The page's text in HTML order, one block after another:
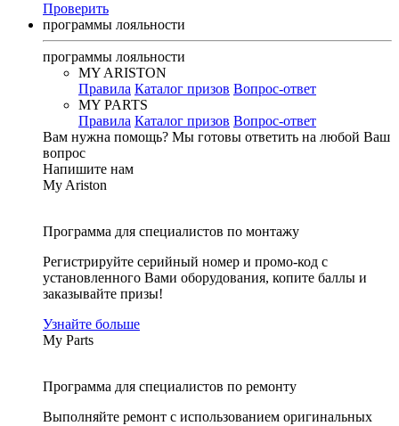
Проверить
программы лояльности
программы лояльности
MY ARISTON
Правила Каталог призов Вопрос-ответ
MY PARTS
Правила Каталог призов Вопрос-ответ
Вам нужна помощь? Мы готовы ответить на любой Ваш
вопрос
Напишите нам
My Ariston
Программа для специалистов по монтажу
Регистрируйте серийный номер и промо-код с
установленного Вами оборудования, копите баллы и
заказывайте призы!
Узнайте больше
My Parts
Программа для специалистов по ремонту
Выполняйте ремонт с использованием оригинальных